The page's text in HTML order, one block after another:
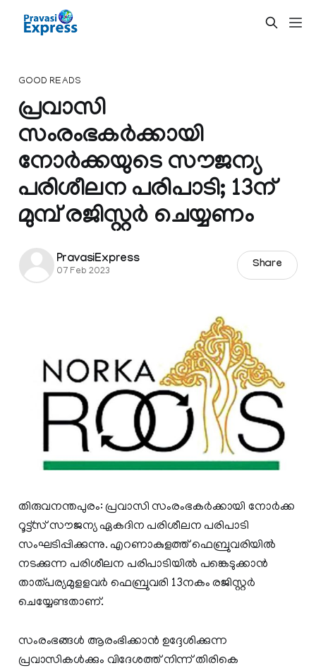
GOOD READS
പ്രവാസി
സംരംഭകര്‍ക്കായി
നോര്‍ക്കയുടെ സൗജന്യ
പരിശീലന പരിപാടി; 13ന്
മുമ്പ് രജിസ്റ്റര്‍ ചെയ്യണം
PravasiExpress
07 Feb 2023
Share
തിരുവനന്തപുരം: പ്രവാസി സംരംഭകര്‍ക്കായി നോര്‍ക്ക
റൂട്ട്‌സ് സൗജന്യ ഏകദിന പരിശീലന പരിപാടി
സംഘടിപ്പിക്കുന്നു. എറണാകുളത്ത് ഫെബ്രുവരിയിൽ
നടക്കുന്ന പരിശീലന പരിപാടിയില്‍ പങ്കെടുക്കാന്‍
താത്പര്യമുളളവര്‍ ഫെബ്രുവരി 13നകം രജിസ്റ്റര്‍
ചെയ്യേണ്ടതാണ്.
സംരംഭങ്ങള്‍ ആരംഭിക്കാന്‍ ഉദ്ദേശിക്കുന്ന
പ്രവാസികള്‍ക്കും വിദേശത്ത് നിന്ന് തിരികെ